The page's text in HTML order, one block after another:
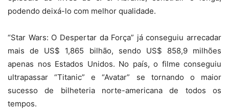
podendo deixá-lo com melhor qualidade.
“Star Wars: O Despertar da Força” já conseguiu arrecadar
mais de US$ 1,865 bilhão, sendo US$ 858,9 milhões
apenas nos Estados Unidos. No país, o filme conseguiu
ultrapassar “Titanic” e “Avatar” se tornando o maior
sucesso de bilheteria norte-americana de todos os
tempos.